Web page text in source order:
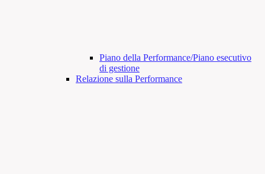
Piano della Performance/Piano esecutivo
di gestione
Relazione sulla Performance